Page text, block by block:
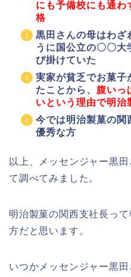
にも予備校にも通わ
格
黒田さんの母はわざ
うに国公立の〇〇
び掛けていた
実家が貧乏でお菓子
たことから、 腹いっ
いという理由で明治
今では明治製菓の関
優秀な方
以上、メッセンジャー黒
て調べてみました。
明治製菓の関西支社長っ
方だと思います。
いつかメッセンジャー黒